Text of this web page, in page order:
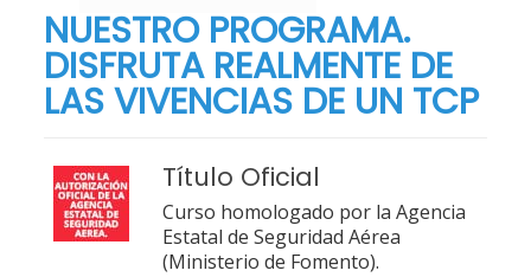
NUESTRO PROGRAMA.
DISFRUTA REALMENTE DE
LAS VIVENCIAS DE UN TCP
Título Oficial
Curso homologado por la Agencia
Estatal de Seguridad Aérea
(Ministerio de Fomento).